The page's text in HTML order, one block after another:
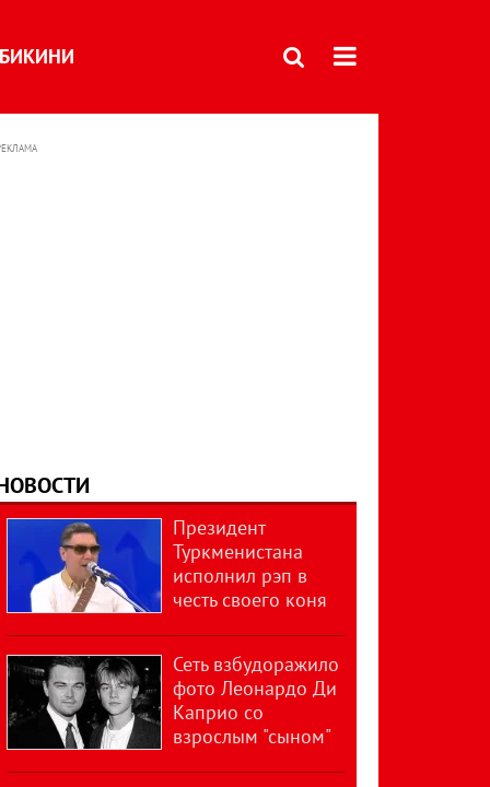
БИКИНИ
Президент
Туркменистана
исполнил рэп в
честь своего коня
Сеть взбудоражило
фото Леонардо Ди
Каприо со
взрослым "сыном"